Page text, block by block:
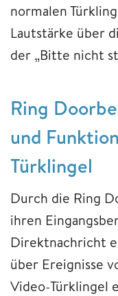
normalen
Lautstärke über
der „Bitte nicht
Ring
und
Türklingel
Durch die Ring
ihren
Direktnachricht
über Ereignisse
Video-Türklingel